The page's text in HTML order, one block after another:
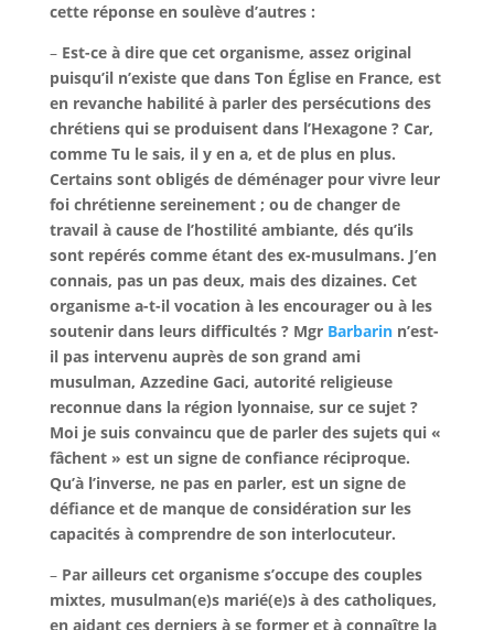
cette réponse en soulève d’autres :
– Est-ce à dire que cet organisme, assez original
puisqu’il n’existe que dans Ton Église en France, est
en revanche habilité à parler des persécutions des
chrétiens qui se produisent dans l’Hexagone ? Car,
comme Tu le sais, il y en a, et de plus en plus.
Certains sont obligés de déménager pour vivre leur
foi chrétienne sereinement ; ou de changer de
travail à cause de l’hostilité ambiante, dés qu’ils
sont repérés comme étant des ex-musulmans. J’en
connais, pas un pas deux, mais des dizaines. Cet
organisme a-t-il vocation à les encourager ou à les
soutenir dans leurs difficultés ? Mgr Barbarinn’est-
il pas intervenu auprès de son grand ami
musulman, Azzedine Gaci, autorité religieuse
reconnue dans la région lyonnaise, sur ce sujet ?
Moi je suis convaincu que de parler des sujets qui «
fâchent » est un signe de confiance réciproque.
Qu’à l’inverse, ne pas en parler, est un signe de
défiance et de manque de considération sur les
capacités à comprendre de son interlocuteur.
– Par ailleurs cet organisme s’occupe des couples
mixtes, musulman(e)s marié(e)s à des catholiques,
en aidant ces derniers à se former et à connaître la